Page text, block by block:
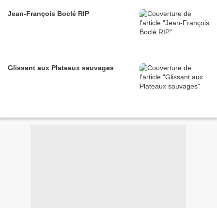
Jean-François Boclé RIP
Glissant aux Plateaux sauvages